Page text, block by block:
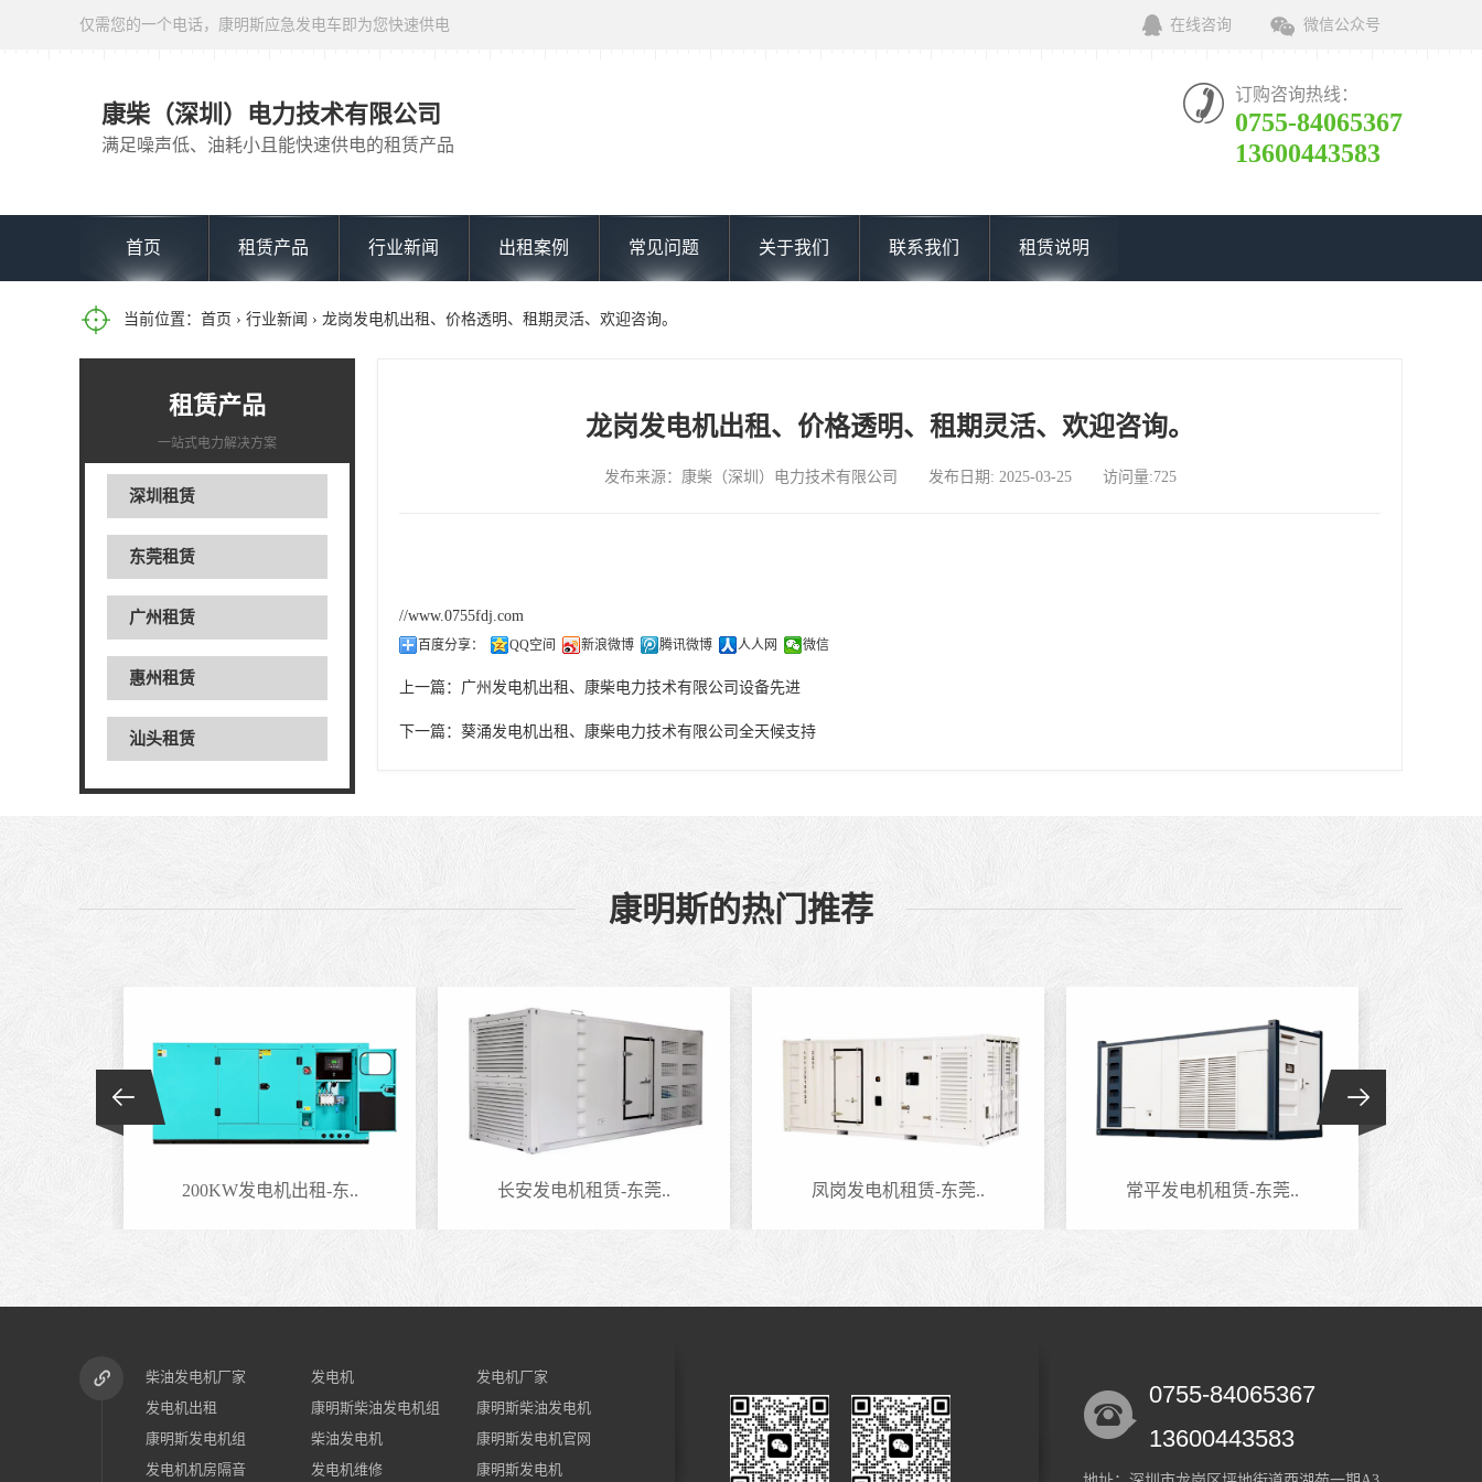
仅需您的一个电话，康明斯应急发电车即为您快速供电 在线咨询 微信公众号
康柴（深圳）电力技术有限公司
满足噪声低、油耗小且能快速供电的租赁产品
订购咨询热线：
0755-84065367
13600443583
首页 租赁产品 行业新闻 出租案例 常见问题 关于我们 联系我们 租赁说明
当前位置： 首页 › 行业新闻 › 龙岗发电机出租、价格透明、租期灵活、欢迎咨询。
租赁产品
一站式电力解决方案
深圳租赁
东莞租赁
广州租赁
惠州租赁
汕头租赁
龙岗发电机出租、价格透明、租期灵活、欢迎咨询。
发布来源：康柴（深圳）电力技术有限公司 发布日期: 2025-03-25 访问量:725
//www.0755fdj.com
百度分享： QQ空间 新浪微博 腾讯微博 人人网 微信
上一篇： 广州发电机出租、康柴电力技术有限公司设备先进
下一篇： 葵涌发电机出租、康柴电力技术有限公司全天候支持
康明斯的热门推荐
200KW发电机出租-东.. 长安发电机租赁-东莞.. 凤岗发电机租赁-东莞.. 常平发电机租赁-东莞..
柴油发电机厂家 发电机
发电机厂家
发电机出租
康明斯柴油发电机组
康明斯柴油发电机
康明斯发电机组
柴油发电机
康明斯发电机官网
发电机机房隔音
发电机维修 康明斯发电机
0755-84065367
13600443583